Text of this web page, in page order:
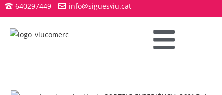
640297449 info@siguesviu.cat